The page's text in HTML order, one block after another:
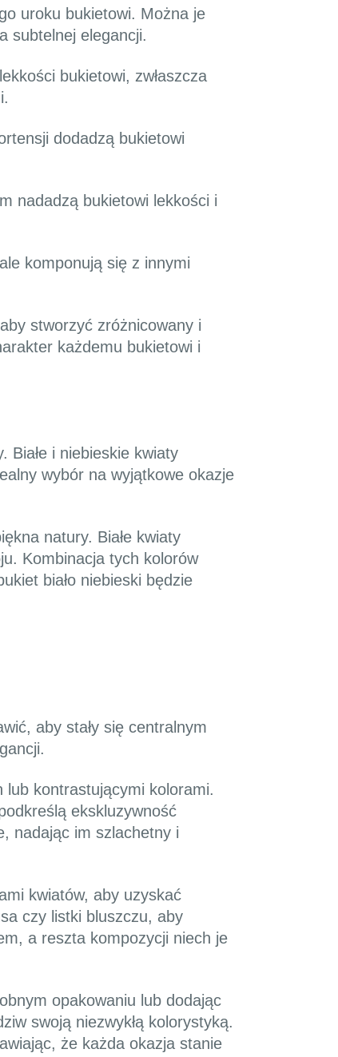
uroku bukietowi. Można je
subtelnej elegancji.
bukietowi, zwłaszcza
dodadzą bukietowi
nadadzą bukietowi lekkości i
komponują się z innymi
stworzyć zróżnicowany i
każdemu bukietowi i
Białe i niebieskie kwiaty
wybór na wyjątkowe okazje
natury. Białe kwiaty
Kombinacja tych kolorów
biało niebieski będzie
aby stały się centralnym
lub kontrastującymi kolorami.
ekskluzywność
nadając im szlachetny i
kwiatów, aby uzyskać
czy listki bluszczu, aby
a reszta kompozycji niech je
opakowaniu lub dodając
swoją niezwykłą kolorystyką.
że każda okazja stanie